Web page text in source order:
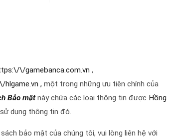
\/gamebanca.com.vn ,
, một trong những ưu tiên chính của
Bảo mật này chứa các loại thông tin được Hồng
dụng thông tin đó.
bảo mật của chúng tôi, vui lòng liên hệ với